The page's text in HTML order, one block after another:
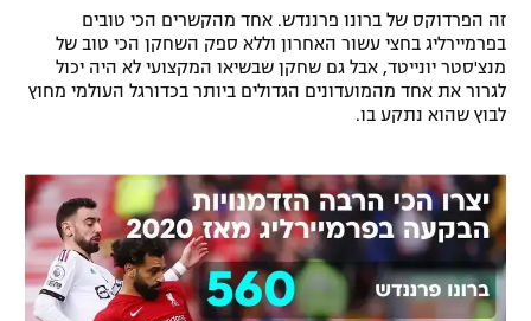
הצטרפות לחבילת הערוצים
לוח דרושים – ג'ובנט
תגיות
המגזין
זה הפרדוקס של ברונו פרננדש. אחד מהקשרים הכי טובים
בפרמיירליג בחצי עשור האחרון וללא ספק השחקן הכי טוב של
מנצ'סטר יונייטד, אבל גם שחקן שבשיאו המקצועי לא היה יכול
לגרור את אחד מהמועדונים הגדולים ביותר בכדורגל העולמי מחוץ
לבוץ שהוא נתקע בו.